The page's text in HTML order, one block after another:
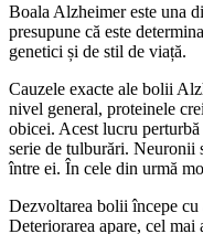
Boala Alzheimer este una
presupune că este
genetici și de stil de viață.
Cauzele exacte ale bolii
nivel general, proteinele
obicei. Acest lucru
serie de tulburări. Neuronii
între ei. În cele din urmă
Dezvoltarea bolii începe
Deteriorarea apare, cel mai